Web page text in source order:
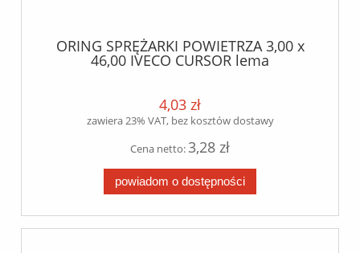
ORING SPRĘŻARKI POWIETRZA 3,00 x
46,00 IVECO CURSOR lema
4,03 zł
zawiera 23% VAT, bez kosztów dostawy
Cena netto:3,28 zł
powiadom o dostępności